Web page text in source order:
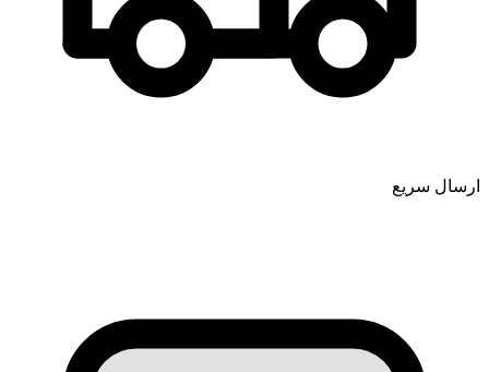
ارسال سریع